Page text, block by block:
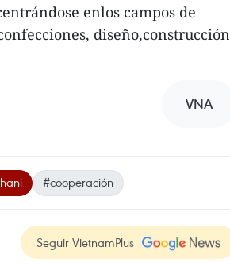
enlos campos de
diseño,construcción
VNA
#cooperación
Seguir VietnamPlus